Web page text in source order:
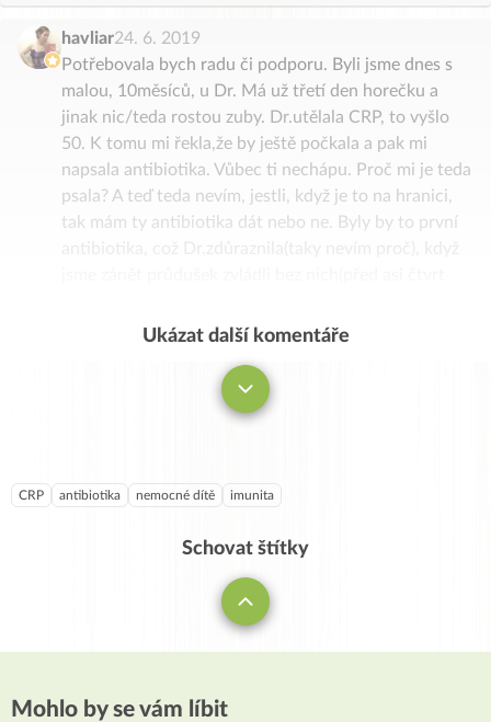
havliar24. 6. 2019
Potřebovala bych radu či podporu. Byli jsme dnes s
malou, 10měsíců, u Dr. Má už třetí den horečku a
jinak nic/teda rostou zuby. Dr.utělala CRP, to vyšlo
50. K tomu mi řekla,že by ještě počkala a pak mi
napsala antibiotika. Vůbec ti nechápu. Proč mi je teda
psala? A teď teda nevím, jestli, když je to na hranici,
tak mám ty antibiotika dát nebo ne. Byly by to první
Ukázat další komentáře
CRP antibiotika nemocné dítě imunita
Schovat štítky
Mohlo by se vám líbit